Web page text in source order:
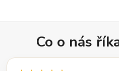
Co o nás